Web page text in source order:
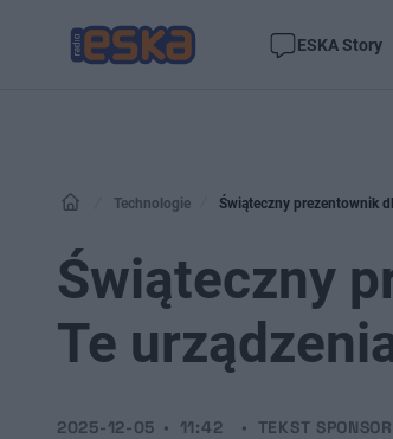
ESKA Story
Technologie Świąteczny prezentownik
Świąteczny
Te
2025-12-05 11:42 TEKST